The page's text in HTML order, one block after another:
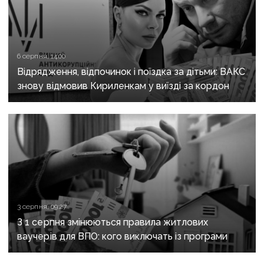
6 серпня, 14:00
Відрядження, відпочинок і поїздка за дітьми: ВАКС
знову відмовив Кириленкам у виїзді за кордон
3 серпня, 09:27
З 1 серпня змінюються правила житлових
ваучерів для ВПО: кого виключать із програми